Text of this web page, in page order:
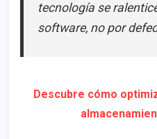
tecnología se
software, no por
Descubre cómo